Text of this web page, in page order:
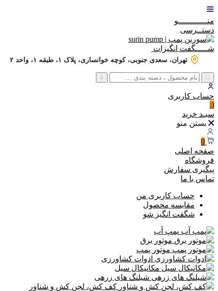
منــــــــــــو
دستــرسی
شـــــگفت انگیزات
تهران، سعدی جنوبی، کوچه خوانساری، پلاک ۱، طبقه ۱، واحد ۲
حساب کاربری
(:
سبـد خرید
بستن منو
0
صفحه اصلی
فروشگاه
پیگیری سفارش
تماس با ما
حساب کاربری من
مقایسه محصول
شگفت انگیز شو
پمپ آب
موتور برق
موتور پمپ
ادوات کشاورزی
مکانیکال سیل
شیلنگ های زرهی
کف کش، لجن کش و شناور